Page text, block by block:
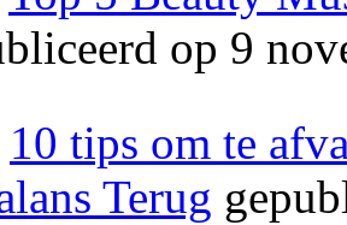
op 9
10 tips om te
Terug